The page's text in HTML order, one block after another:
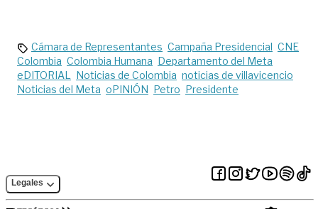
Cámara de Representantes Campaña Presidencial CNE
Colombia Colombia Humana Departamento del Meta
eDITORIAL
Noticias de Colombia noticias de villavicencio
Noticias del Meta oPINIÓN Petro Presidente
Legales